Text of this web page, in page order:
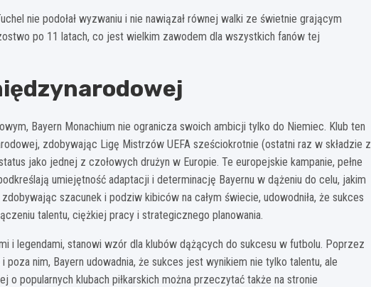
nie podołał wyzwaniu i nie nawiązał równej walki ze świetnie grającym
po 11 latach, co jest wielkim zawodem dla wszystkich fanów tej
Bayern Monachium nie ogranicza swoich ambicji tylko do Niemiec. Klub ten
zdobywając Ligę Mistrzów UEFA sześciokrotnie (ostatni raz w składzie z
jako jednej z czołowych drużyn w Europie. Te europejskie kampanie, pełne
umiejętność adaptacji i determinację Bayernu w dążeniu do celu, jakim
szacunek i podziw kibiców na całym świecie, udowodniła, że sukces
talentu, ciężkiej pracy i strategicznego planowania.
i legendami, stanowi wzór dla klubów dążących do sukcesu w futbolu. Poprzez
nim, Bayern udowadnia, że sukces jest wynikiem nie tylko talentu, ale
popularnych klubach piłkarskich można przeczytać także na stronie